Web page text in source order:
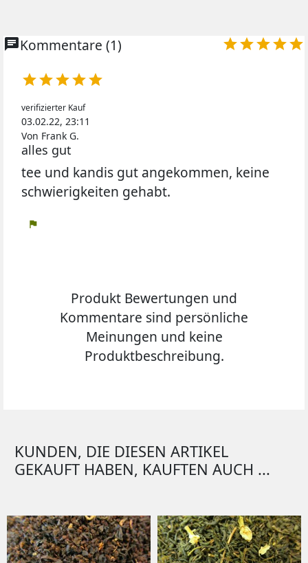
chatKommentare (1) 

verifizierter Kauf
03.02.22, 23:11
Von Frank G.
alles gut
tee und kandis gut angekommen, keine
schwierigkeiten gehabt.
flag
Produkt Bewertungen und
Kommentare sind persönliche
Meinungen und keine
Produktbeschreibung.
KUNDEN, DIE DIESEN ARTIKEL
GEKAUFT HABEN, KAUFTEN AUCH ...